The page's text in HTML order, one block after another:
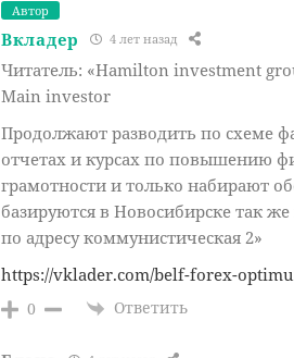
Автор
Вкладер 4 лет назад
Читатель: «Hamilton investment
Main investor
Продолжают разводить по схеме
отчетах и курсах по повышению
грамотности и только набирают
базируются в Новосибирске так
по адресу коммунистическая 2»
https://vklader.com/belf-forex-
0 Ответить